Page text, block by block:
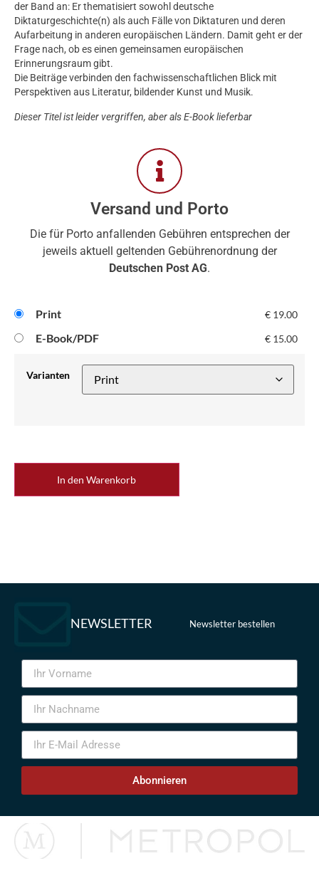
der Band an: Er thematisiert sowohl deutsche
Diktaturgeschichte(n) als auch Fälle von Diktaturen und deren
Aufarbeitung in anderen europäischen Ländern. Damit geht er der
Frage nach, ob es einen gemeinsamen europäischen
Erinnerungsraum gibt.
Die Beiträge verbinden den fachwissenschaftlichen Blick mit
Perspektiven aus Literatur, bildender Kunst und Musik.
Dieser Titel ist leider vergriffen, aber als E-Book lieferbar
Versand und Porto
Die für Porto anfallenden Gebühren entsprechen der
jeweils aktuell geltenden Gebührenordnung der
Deutschen Post AG.
Print € 19.00
E-Book/PDF € 15.00
Varianten
In den Warenkorb
NEWSLETTER Newsletter bestellen
Abonnieren